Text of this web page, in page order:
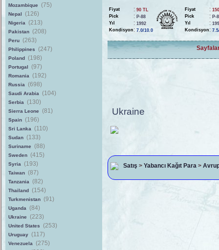
Mozambique (75)
Nepal (126)
Nigeria (213)
Pakistan (208)
Peru (263)
Philippines (247)
Poland (198)
Portugal (97)
Romania (192)
Russia (698)
Saudi Arabia (104)
Serbia (130)
Sierra Leone (81)
Spain (196)
Sri Lanka (110)
Sudan (133)
Suriname (88)
Sweden (415)
Syria (193)
Taiwan (87)
Tanzania (82)
Thailand (154)
Turkmenistan (91)
Uganda (84)
Ukraine (223)
United States (253)
Uruguay (117)
Venezuela (275)
Fiyat : 90 TL
Pick
: P-88
Yıl
: 1992
Kondisyon : 7.0/10.0
Fiyat :
Pick
: P-
Yıl
:
Kondisyon :
Ukraine
Satış >Yabancı Kağıt Para >